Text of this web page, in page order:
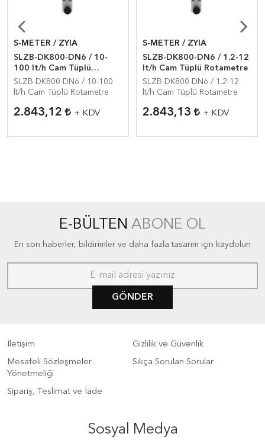
S-METER / ZYIA
SLZB-DK800-DN6 / 10-
100 lt/h Cam Tüplü
Rotametre
SLZB-DK800-DN6 / 10-100
lt/h Cam Tüplü Rotametre
2.843,12 + KDV
S-METER / ZYIA
SLZB-DK800-DN6 / 1.2-12
lt/h Cam Tüplü Rotametre
SLZB-DK800-DN6 / 1.2-12
lt/h Cam Tüplü Rotametre
2.843,13 + KDV
E-BÜLTEN ABONE OL
En son haberler, bildirimler ve daha fazla tasarım için kaydolun
GÖNDER
İletişim
Gizlilik ve Güvenlik
Mesafeli Sözleşmeler
Yönetmeliği
Sıkça Sorulan Sorular
Sipariş, Teslimat ve İade
Sosyal Medya